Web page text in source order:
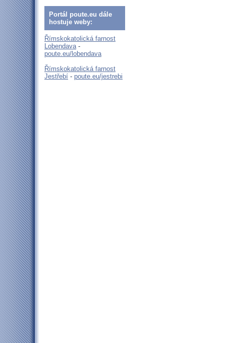
Portál poute.eu dále
hostuje weby:
Římskokatolická farnost
Lobendava-
poute.eu/lobendava
Římskokatolická farnost
Jestřebí - poute.eu/jestrebi